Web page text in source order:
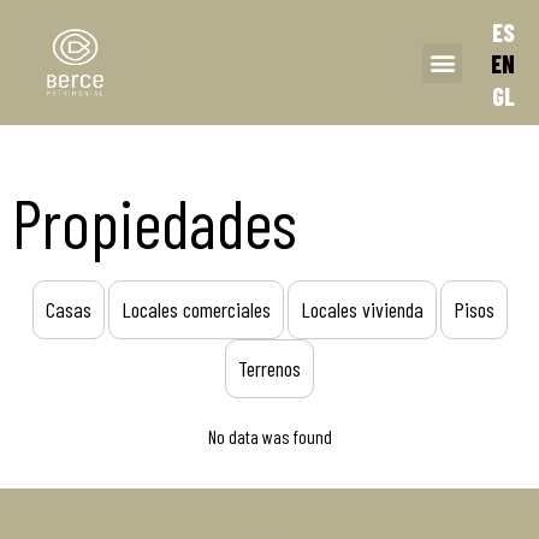
ES
EN
GL
Propiedades
Casas Locales comerciales Locales vivienda Pisos
Terrenos
No data was found